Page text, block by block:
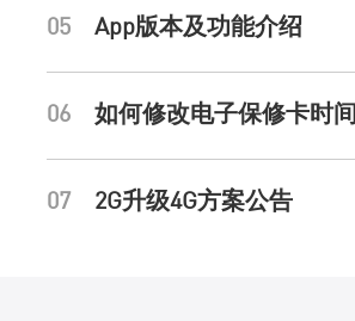
05 App版本及功能介绍
06 如何修改电子保修卡时间
07 2G升级4G方案公告